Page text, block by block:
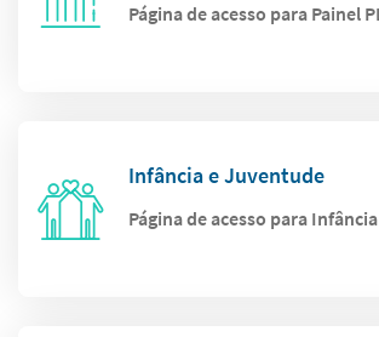
Página de acesso para Painel
Infância e Juventude
Página de acesso para